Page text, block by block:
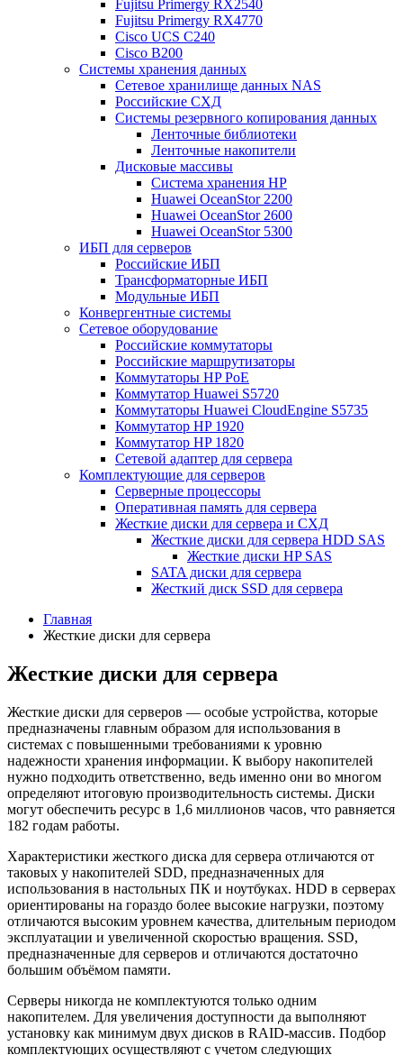
Fujitsu Primergy RX2540
Fujitsu Primergy RX4770
Cisco UCS C240
Cisco B200
Системы хранения данных
Сетевое хранилище данных NAS
Российские СХД
Системы резервного копирования данных
Ленточные библиотеки
Ленточные накопители
Дисковые массивы
Cистема хранения HP
Huawei OceanStor 2200
Huawei OceanStor 2600
Huawei OceanStor 5300
ИБП для серверов
Российские ИБП
Трансформаторные ИБП
Модульные ИБП
Конвергентные системы
Сетевое оборудование
Российские коммутаторы
Российские маршрутизаторы
Коммутаторы HP PoE
Коммутатор Huawei S5720
Коммутаторы Huawei CloudEngine S5735
Коммутатор HP 1920
Коммутатор HP 1820
Сетевой адаптер для сервера
Комплектующие для серверов
Серверные процессоры
Оперативная память для сервера
Жесткие диски для сервера и СХД
Жесткие диски для сервера HDD SAS
Жесткие диски HP SAS
SATA диски для сервера
Жесткий диск SSD для сервера
Главная
Жесткие диски для сервера
Жесткие диски для сервера
Жесткие диски для серверов — особые устройства, которые
предназначены главным образом для использования в
системах с повышенными требованиями к уровню
надежности хранения информации. К выбору накопителей
нужно подходить ответственно, ведь именно они во многом
определяют итоговую производительность системы. Диски
могут обеспечить ресурс в 1,6 миллионов часов, что равняется
182 годам работы.
Характеристики жесткого диска для сервера отличаются от
таковых у накопителей SDD, предназначенных для
использования в настольных ПК и ноутбуках. HDD в серверах
ориентированы на гораздо более высокие нагрузки, поэтому
отличаются высоким уровнем качества, длительным периодом
эксплуатации и увеличенной скоростью вращения. SSD,
предназначенные для серверов и отличаются достаточно
большим объёмом памяти.
Серверы никогда не комплектуются только одним
накопителем. Для увеличения доступности да выполняют
установку как минимум двух дисков в RAID-массив. Подбор
комплектующих осуществляют с учетом следующих